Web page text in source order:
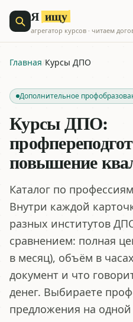
Я ищу
агрегатор курсов · читаем
Главная/Курсы ДПО
Дополнительное
Курсы ДПО:
повышение
Каталог по
Внутри каждой
разных институтов
сравнением: полная
в месяц), объём в
документ и что
денег. Выбираете
предложения на одной